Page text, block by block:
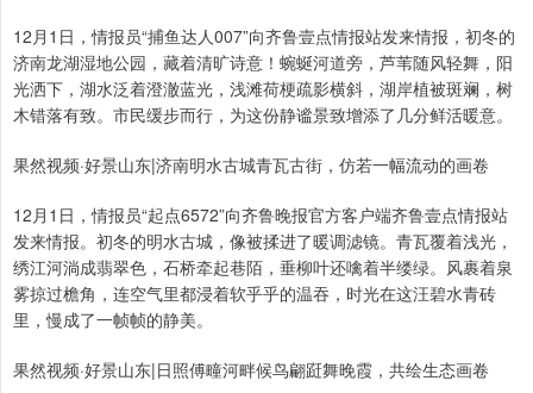
12月1日，情报员“捕鱼达人007”向齐鲁壹点情报站发来情报，初冬的
济南龙湖湿地公园，藏着清旷诗意！蜿蜒河道旁，芦苇随风轻舞，阳
光洒下，湖水泛着澄澈蓝光，浅滩荷梗疏影横斜，湖岸植被斑斓，树
木错落有致。市民缓步而行，为这份静谧景致增添了几分鲜活暖意。
果然视频·好景山东|济南明水古城青瓦古街，仿若一幅流动的画卷
12月1日，情报员“起点6572”向齐鲁晚报官方客户端齐鲁壹点情报站
发来情报。初冬的明水古城，像被揉进了暖调滤镜。青瓦覆着浅光，
绣江河淌成翡翠色，石桥牵起巷陌，垂柳叶还噙着半缕绿。风裹着泉
雾掠过檐角，连空气里都浸着软乎乎的温吞，时光在这汪碧水青砖
里，慢成了一帧帧的静美。
果然视频·好景山东|日照傅疃河畔候鸟翩跹舞晚霞，共绘生态画卷